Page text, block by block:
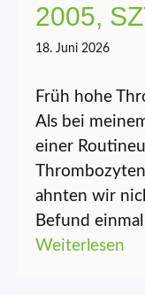
2005,
18. Juni 2026
Früh hohe
Als bei
einer
ahnten wir
Befund
Weiterlesen